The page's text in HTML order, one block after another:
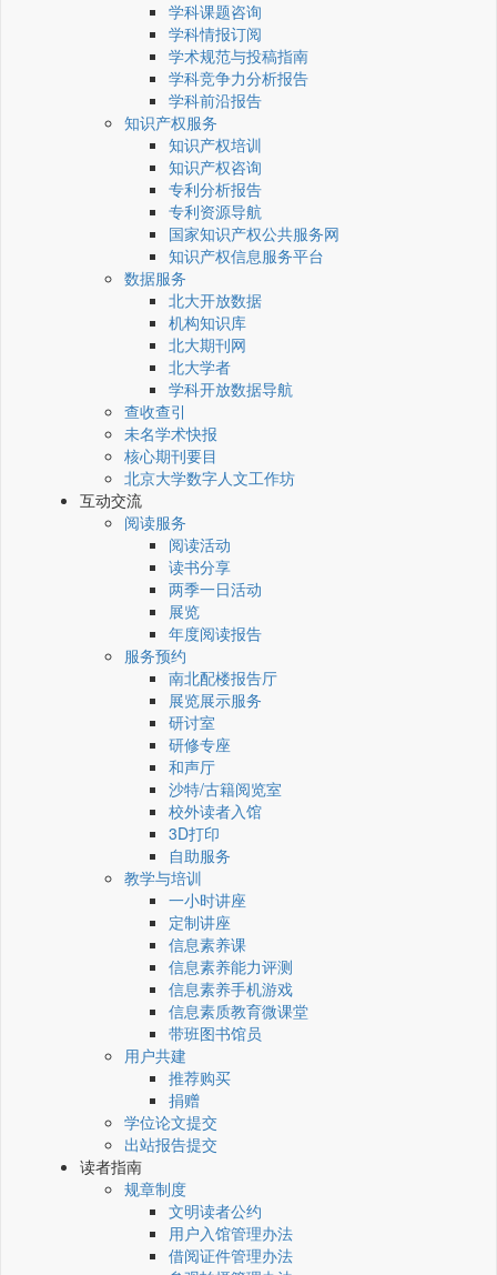
学科课题咨询
学科情报订阅
学术规范与投稿指南
学科竞争力分析报告
学科前沿报告
知识产权服务
知识产权培训
知识产权咨询
专利分析报告
专利资源导航
国家知识产权公共服务网
知识产权信息服务平台
数据服务
北大开放数据
机构知识库
北大期刊网
北大学者
学科开放数据导航
查收查引
未名学术快报
核心期刊要目
北京大学数字人文工作坊
互动交流
阅读服务
阅读活动
读书分享
两季一日活动
展览
年度阅读报告
服务预约
南北配楼报告厅
展览展示服务
研讨室
研修专座
和声厅
沙特/古籍阅览室
校外读者入馆
3D打印
自助服务
教学与培训
一小时讲座
定制讲座
信息素养课
信息素养能力评测
信息素养手机游戏
信息素质教育微课堂
带班图书馆员
用户共建
推荐购买
捐赠
学位论文提交
出站报告提交
读者指南
规章制度
文明读者公约
用户入馆管理办法
借阅证件管理办法